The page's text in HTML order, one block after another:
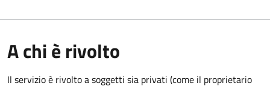
A chi è rivolto
Il servizio è rivolto a soggetti sia privati (come il proprietario